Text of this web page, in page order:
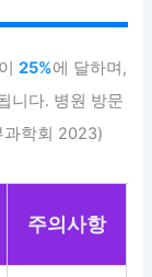
25%에 달하며,
니다. 병원 방문
과학회 2023)
주의사항